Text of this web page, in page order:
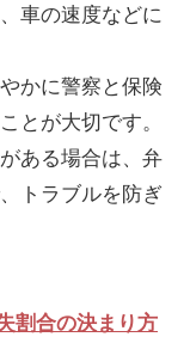
車の速度などに
かに警察と保険
とが大切です。
ある場合は、弁
トラブルを防ぎ
割合の決まり方